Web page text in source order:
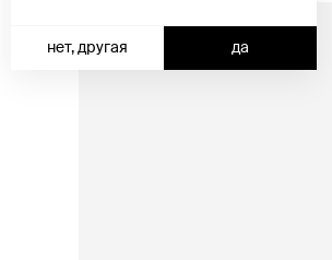
да
нет, другая